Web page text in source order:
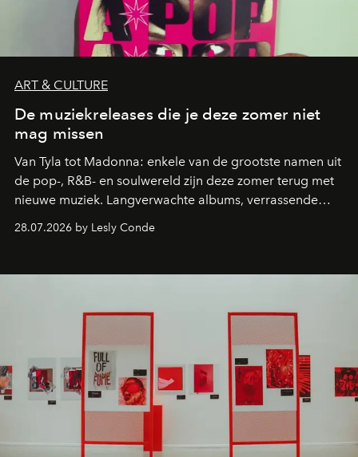
ART & CULTURE
De muziekreleases die je deze zomer niet
mag missen
Van Tyla tot Madonna: enkele van de grootste namen uit
de pop-, R&B- en soulwereld zijn deze zomer terug met
nieuwe muziek. Langverwachte albums, verrassende
comebacks en veelbelovende nieuwe projecten: dit zijn
de releases die je niet mag missen.
28.07.2026 by Lesly Conde